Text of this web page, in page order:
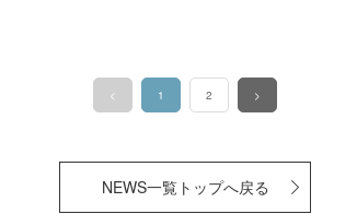
< 1
（このページ）
2 >
NEWS一覧トップへ戻る